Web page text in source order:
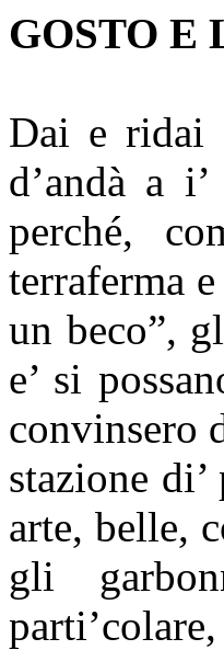
GOSTO E
Dai e ridai
d’andà a
perché,
terraferma
un beco”,
e’ si
convinsero
stazione
arte, belle,
gli